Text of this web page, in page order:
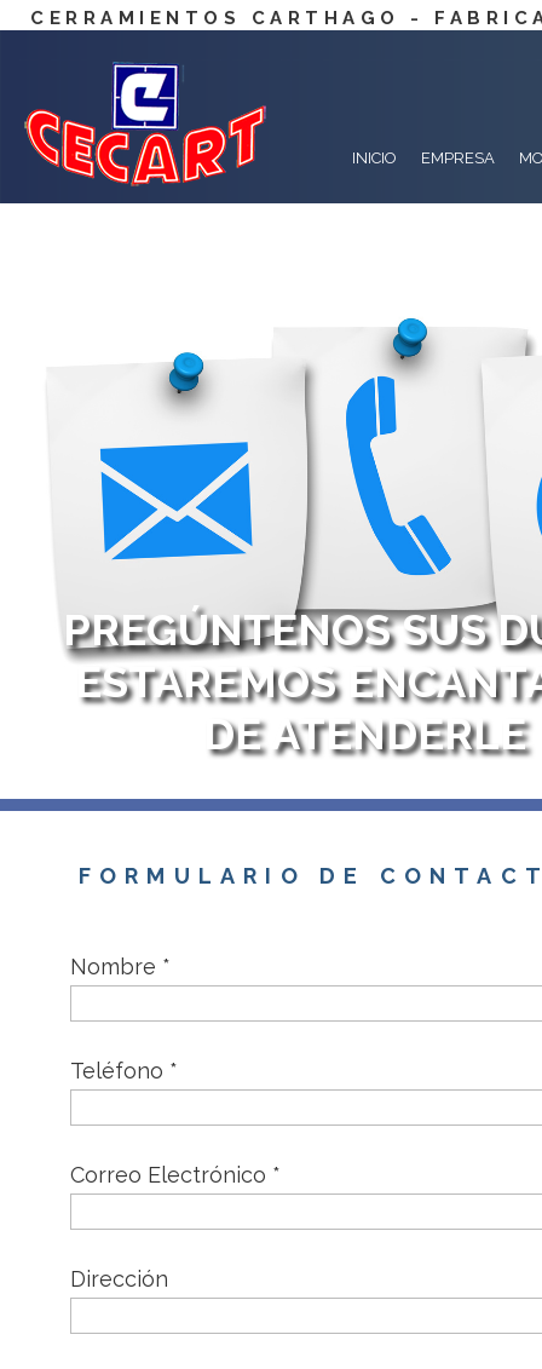
CERRAMIENTOS CARTHAGO -
INICIO EMPRESA
PREGÚNTENOS SUS
ESTAREMOS
DE ATENDERLE
FORMULARIO DE
Nombre *
Teléfono *
Correo Electrónico *
Dirección